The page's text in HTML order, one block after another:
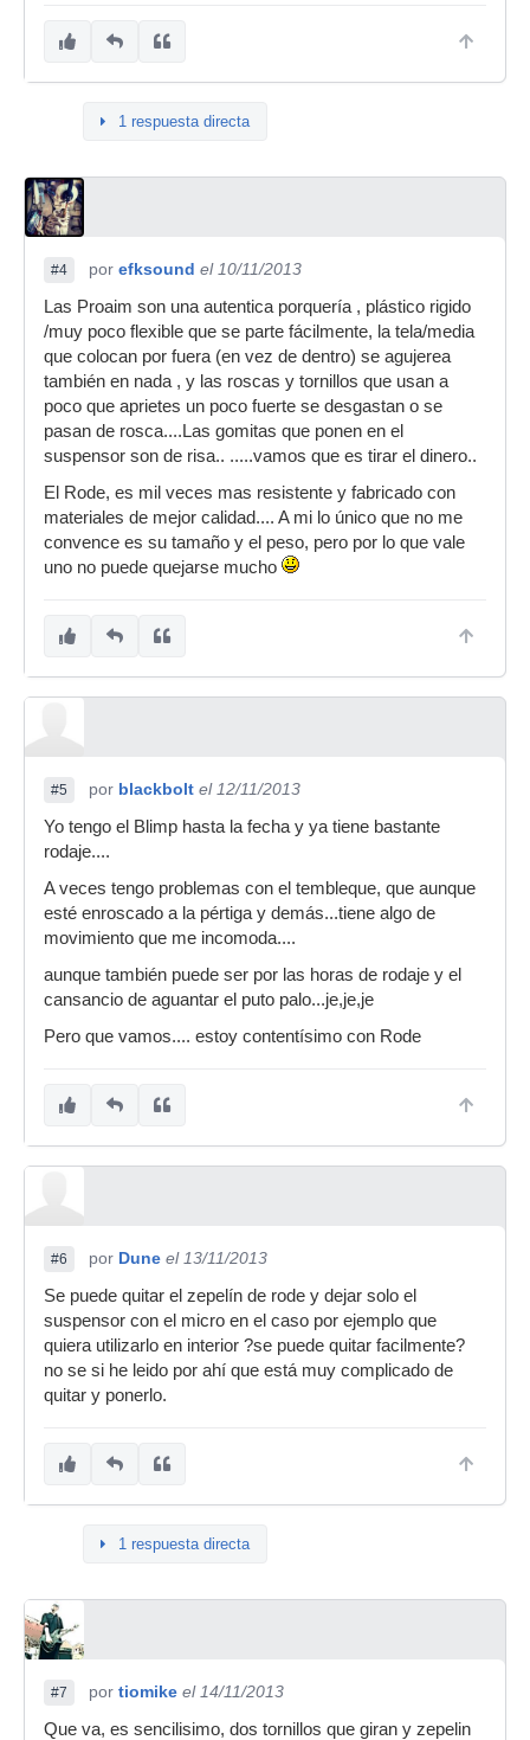
1 respuesta directa
#4 por efksound el 10/11/2013
Las Proaim son una autentica porquería , plástico rigido
/muy poco flexible que se parte fácilmente, la tela/media
que colocan por fuera (en vez de dentro) se agujerea
también en nada , y las roscas y tornillos que usan a
poco que aprietes un poco fuerte se desgastan o se
pasan de rosca....Las gomitas que ponen en el
suspensor son de risa.. .....vamos que es tirar el dinero..
El Rode, es mil veces mas resistente y fabricado con
materiales de mejor calidad.... A mi lo único que no me
convence es su tamaño y el peso, pero por lo que vale
uno no puede quejarse mucho
#5 por blackbolt el 12/11/2013
Yo tengo el Blimp hasta la fecha y ya tiene bastante
rodaje....
A veces tengo problemas con el tembleque, que aunque
esté enroscado a la pértiga y demás...tiene algo de
movimiento que me incomoda....
aunque también puede ser por las horas de rodaje y el
cansancio de aguantar el puto palo...je,je,je
Pero que vamos.... estoy contentísimo con Rode
#6 por Dune el 13/11/2013
Se puede quitar el zepelín de rode y dejar solo el
suspensor con el micro en el caso por ejemplo que
quiera utilizarlo en interior ?se puede quitar facilmente?
no se si he leido por ahí que está muy complicado de
quitar y ponerlo.
1 respuesta directa
#7 por tiomike el 14/11/2013
Que va, es sencilisimo, dos tornillos que giran y zepelin